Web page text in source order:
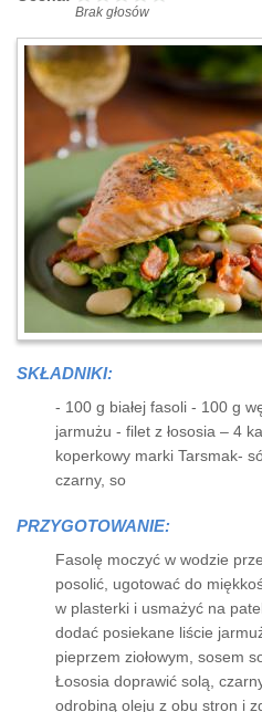
Brak głosów
SKŁADNIKI:
- 100 g białej fasoli - 100 g
jarmużu - filet z łososia – 4
koperkowy marki Tarsmak-
czarny, so
PRZYGOTOWANIE:
Fasolę moczyć w wodzie
posolić, ugotować do
w plasterki i usmażyć na
dodać posiekane liście
pieprzem ziołowym, sosem
Łososia doprawić solą,
odrobiną oleju z obu stron i